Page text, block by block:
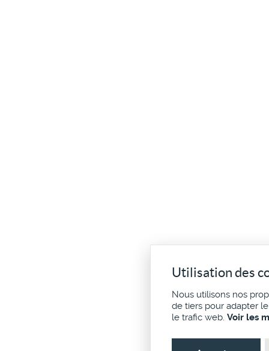
Utilisation des
Nous utilisons nos
de tiers pour adapter
le trafic web. Voir les